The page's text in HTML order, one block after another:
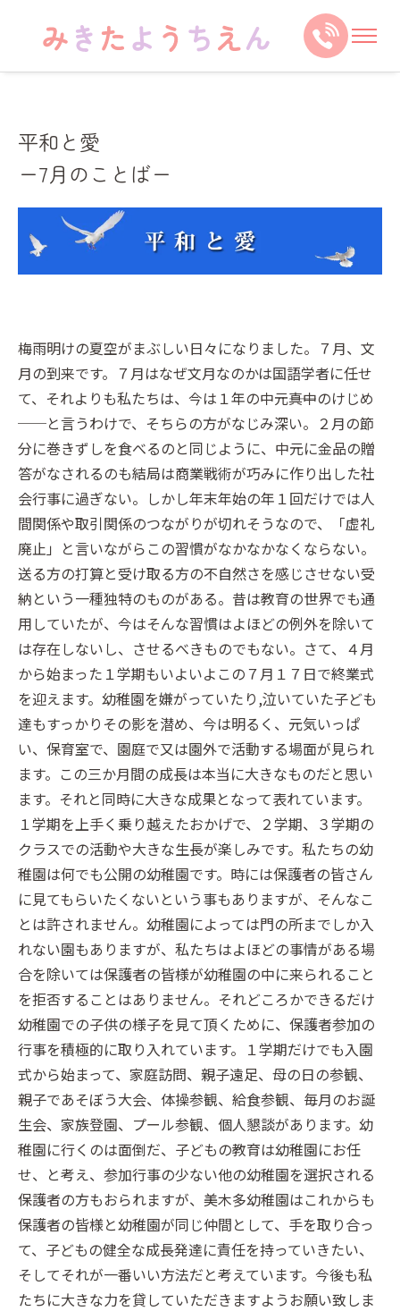
平和と愛
ー7月のことばー
梅雨明けの夏空がまぶしい日々になりました。７月、文
月の到来です。７月はなぜ文月なのかは国語学者に任せ
て、それよりも私たちは、今は１年の中元――真中のけじめ
──と言うわけで、そちらの方がなじみ深い。２月の節
分に巻きずしを食べるのと同じように、中元に金品の贈
答がなされるのも結局は商業戦術が巧みに作り出した社
会行事に過ぎない。しかし年末年始の年１回だけでは人
間関係や取引関係のつながりが切れそうなので、「虚礼
廃止」と言いながらこの習慣がなかなかなくならない。
送る方の打算と受け取る方の不自然さを感じさせない受
納という一種独特のものがある。昔は教育の世界でも通
用していたが、今はそんな習慣はよほどの例外を除いて
は存在しないし、させるべきものでもない。さて、４月
から始まった１学期もいよいよこの７月１７日で終業式
を迎えます。幼稚園を嫌がっていたり,泣いていた子ども
達もすっかりその影を潜め、今は明るく、元気いっぱ
い、保育室で、園庭で又は園外で活動する場面が見られ
ます。この三か月間の成長は本当に大きなものだと思い
ます。それと同時に大きな成果となって表れています。
１学期を上手く乗り越えたおかげで、２学期、３学期の
クラスでの活動や大きな生長が楽しみです。私たちの幼
稚園は何でも公開の幼稚園です。時には保護者の皆さん
に見てもらいたくないという事もありますが、そんなこ
とは許されません。幼稚園によっては門の所までしか入
れない園もありますが、私たちはよほどの事情がある場
合を除いては保護者の皆様が幼稚園の中に来られること
を拒否することはありません。それどころかできるだけ
幼稚園での子供の様子を見て頂くために、保護者参加の
行事を積極的に取り入れています。１学期だけでも入園
式から始まって、家庭訪問、親子遠足、母の日の参観、
親子であそぼう大会、体操参観、給食参観、毎月のお誕
生会、家族登園、プール参観、個人懇談があります。幼
稚園に行くのは面倒だ、子どもの教育は幼稚園にお任
せ、と考え、参加行事の少ない他の幼稚園を選択される
保護者の方もおられますが、美木多幼稚園はこれからも
保護者の皆様と幼稚園が同じ仲間として、手を取り合っ
て、子どもの健全な成長発達に責任を持っていきたい、
そしてそれが一番いい方法だと考えています。今後も私
たちに大きな力を貸していただきますようお願い致しま